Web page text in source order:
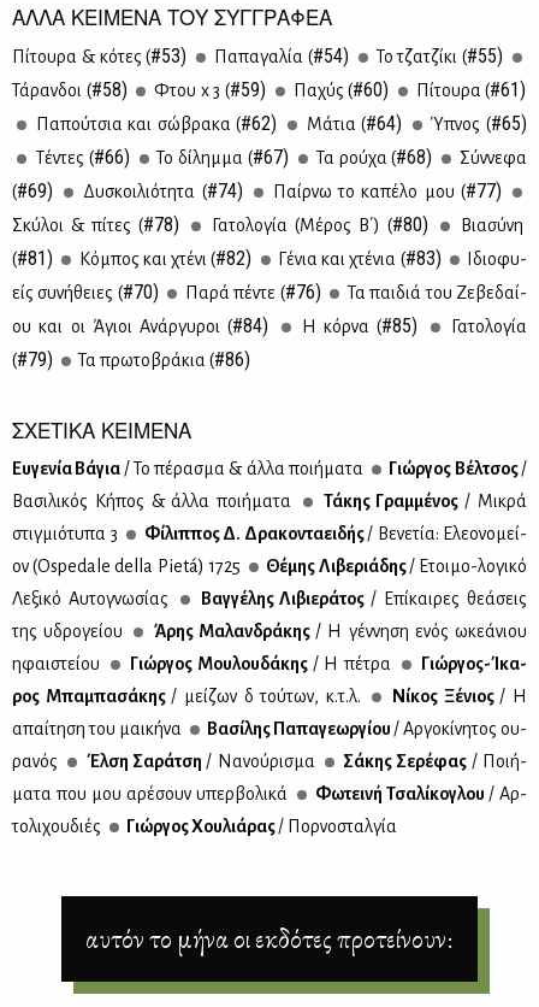
ΑΛΛΑ ΚΕΙΜΕΝΑ ΤΟΥ ΣΥΓΓΡΑΦΕΑ
Πί­του­ρα & κό­τες (#53) Πα­πα­γα­λία (#54) Το τζα­τζί­κι (#55)
Τά­ραν­δοι (#58) Φτου x 3 (#59) Πα­χύς (#60) Πί­του­ρα (#61)
Πα­πού­τσια και σώ­βρα­κα (#62) Μά­τια (#64) Ύπνος (#65)
Tέ­ντες (#66) Το δί­λημ­μα (#67) Τα ρού­χα (#68)
Σύν­νε­φα
(#69) Δυ­σκοι­λιό­τη­τα (#74) Παίρ­νω το κα­πέ­λο μου (#77)
Σκύ­λοι & πί­τες (#78) Γα­το­λο­γία (Μέ­ρος Β΄) (#80)
Bια­σύ­νη
(#81) Κό­μπος και χτέ­νι (#82) Γέ­νια και χτέ­νια (#83)
Ιδιο­φυ­
είς συ­νή­θειες (#70) Πα­ρά πέ­ντε (#76)
Τα παι­διά του Ζε­βε­δαί­
ου και οι Άγιοι Ανάρ­γυ­ροι (#84) Η κόρ­να (#85)
Γα­το­λο­γία
(#79) Τα πρω­το­βρά­κια (#86)
ΣΧΕΤΙΚΑ ΚΕΙΜΕΝΑ
Ευ­γε­νία Βά­για/ Το πέ­ρα­σμα & άλ­λα ποι­ή­μα­τα Γιώρ­γος Βέλ­τσος/
Βα­σι­λι­κός Κή­πος & άλ­λα ποι­ή­μα­τα
Τά­κης Γραμ­μέ­νος/ Μι­κρά
στιγ­μιό­τυ­πα 3
Φί­λιπ­πος Δ. Δρα­κο­ντα­ει­δής/ Βε­νε­τία: Ελε­ο­νο­μεί­
ον (Ospedale della Pietá) 1725
Θέ­μης Λι­βε­ριά­δης/ Eτοι­μο-λο­γι­κό
Λε­ξι­κό Αυ­το­γνω­σί­ας
Βαγ­γέ­λης Λι­βιε­ρά­τος/ Επί­και­ρες θε­ά­σεις
της υδρο­γεί­ου
Άρης Μα­λαν­δρά­κης/ Η γέν­νη­ση ενός ωκε­ά­νιου
ηφαι­στεί­ου
Γιώρ­γος Μου­λου­δά­κης / Η πέ­τρα
Γιώρ­γος-Ίκα­
ρος Μπα­μπα­σά­κης/ μεί­ζων δὲ τού­των, κ.τ.λ. Νί­κος Ξέ­νιος/ Η
απαί­τη­ση του μαι­κή­να
Βα­σί­λης Πα­πα­γε­ωρ­γί­ου/ Αρ­γο­κί­νη­τος ου­
ρα­νός
Έλ­ση Σα­ρά­τση/ Να­νού­ρι­σμα Σά­κης Σε­ρέ­φας / Ποι­ή­
μα­τα που μου αρέ­σουν υπερ­βο­λι­κά
Φω­τει­νή Τσα­λί­κο­γλου / Αρ­
το­λι­χου­διές
Γιώρ­γος Χου­λιά­ρας/ Πορ­νο­σταλ­γία
αυτόν το μήνα οι εκδότες προτείνουν: